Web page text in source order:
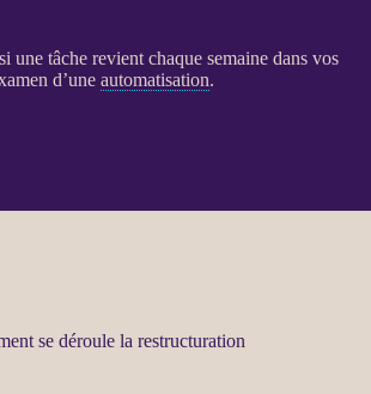
une tâche revient chaque semaine dans vos
d’une automatisation.
se déroule la restructuration